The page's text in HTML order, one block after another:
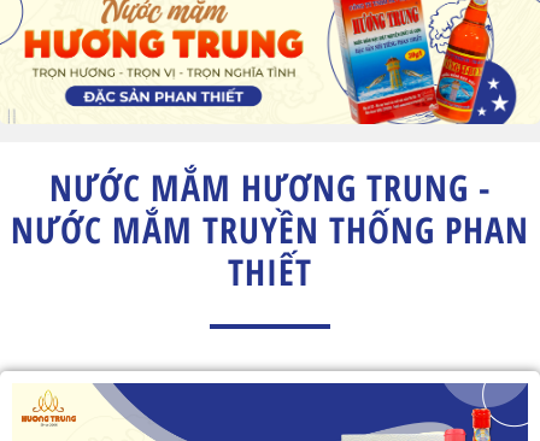
NƯỚC MẮM HƯƠNG TRUNG -
NƯỚC MẮM TRUYỀN THỐNG PHAN
THIẾT